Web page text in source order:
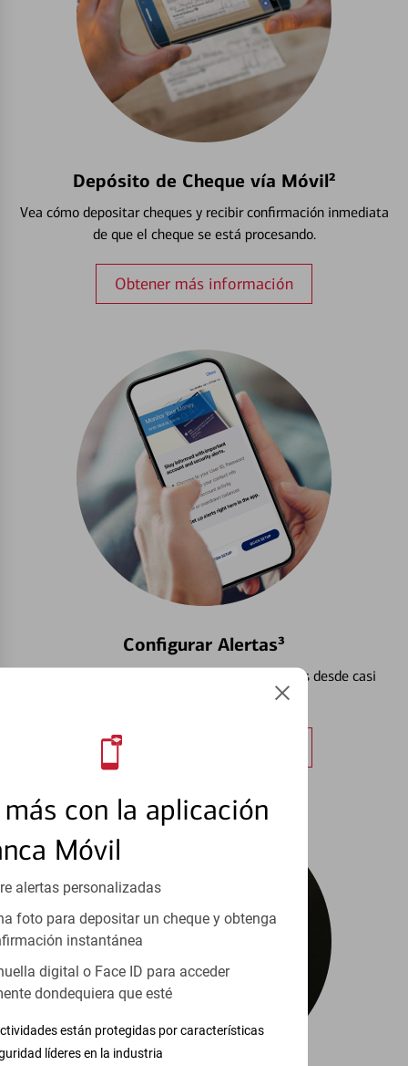
con la aplicación
Móvil
alertas personalizadas
foto para depositar un cheque y obtenga
instantánea
digital o Face ID para acceder
dondequiera que esté
están protegidas por características
líderes en la industria
Depósito de Cheque vía Móvil²
Vea cómo depositar cheques y recibir confirmación inmediata
de que el cheque se está procesando.
Obtener más información
Configurar Alertas³
Vea cómo mantener el control de sus finanzas desde casi
Obtener más información